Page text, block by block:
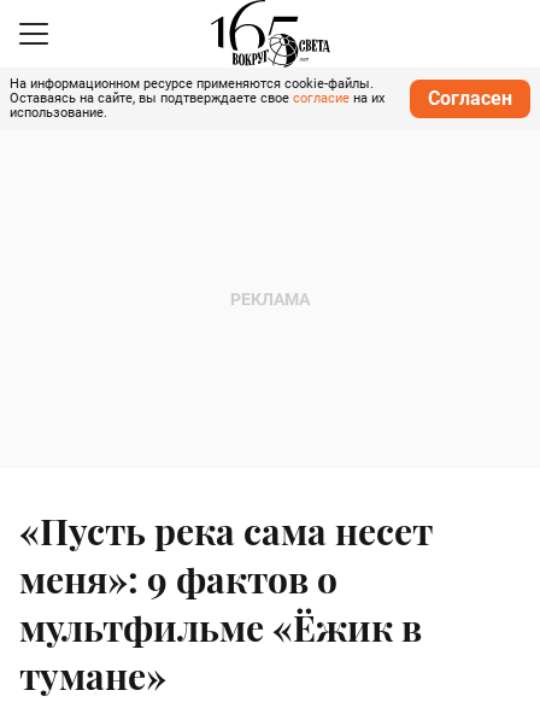
На информационном ресурсе применяются cookie-файлы.
Оставаясь на сайте, вы подтверждаете свое согласие на их
использование.
Согласен
«Пусть река сама несет
меня»: 9 фактов о
мультфильме «Ёжик в
тумане»